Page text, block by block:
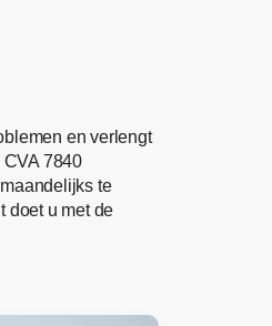
en verlengt
7840
te
doet u met de